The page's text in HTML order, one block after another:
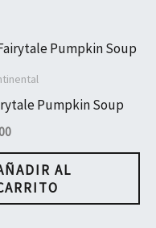
Pumpkin Soup
AL